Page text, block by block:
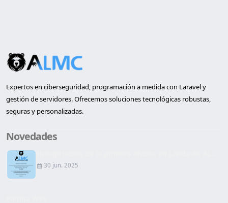
Expertos en ciberseguridad, programación a medida con Laravel y
gestión de servidores. Ofrecemos soluciones tecnológicas robustas,
seguras y personalizadas.
Novedades
30 jun. 2025